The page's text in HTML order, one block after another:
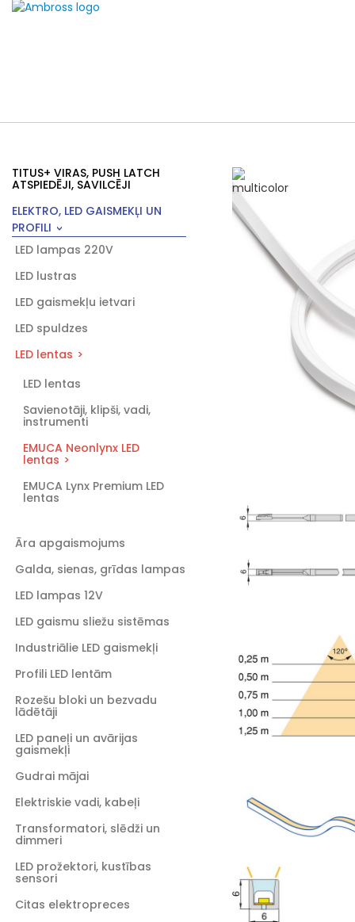
TITUS+ VIRAS, PUSH LATCH
ATSPIEDĒJI, SAVILCĒJI
ELEKTRO, LED GAISMEKĻI UN
PROFILI
LED lampas 220V
LED lustras
LED gaismekļu ietvari
LED spuldzes
LED lentas
LED lentas
Savienotāji, klipši, vadi,
instrumenti
EMUCA Neonlynx LED
lentas
EMUCA Lynx Premium LED
lentas
Āra apgaismojums
Galda, sienas, grīdas lampas
LED lampas 12V
LED gaismu sliežu sistēmas
Industriālie LED gaismekļi
Profili LED lentām
Rozešu bloki un bezvadu
lādētāji
LED paneļi un avārijas
gaismekļi
Gudrai mājai
Elektriskie vadi, kabeļi
Transformatori, slēdži un
dimmeri
LED prožektori, kustības
sensori
Citas elektropreces